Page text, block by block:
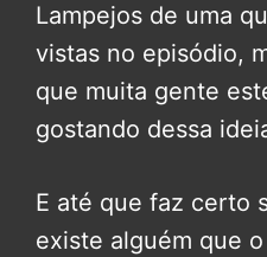
Lampejos de uma
vistas no episódio,
que muita gente
gostando dessa
E até que faz certo
existe alguém que